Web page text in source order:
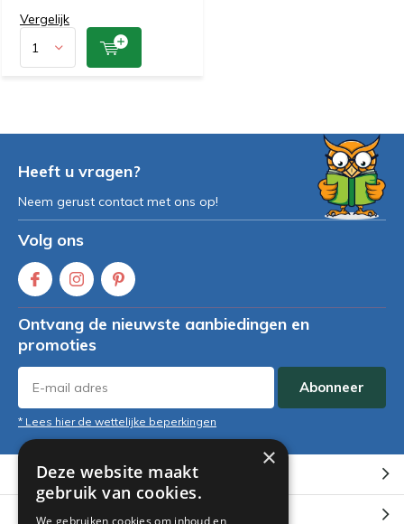
Vergelijk
Heeft u vragen?
Neem gerust contact met ons op!
Volg ons
Ontvang de nieuwste aanbiedingen en
promoties
Abonneer
* Lees hier de wettelijke beperkingen
Klantenservice
Mijn account
×
Deze website maakt
gebruik van cookies.
We gebruiken cookies om inhoud en